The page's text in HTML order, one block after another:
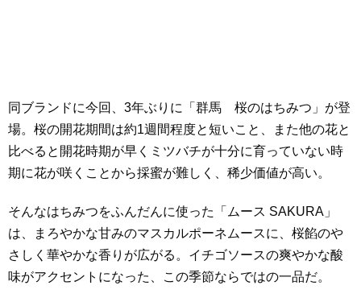
同ブランドに今回、3年ぶりに「群馬 桜のはちみつ」が登
場。桜の開花期間は約1週間程度と短いこと、また他の花と
比べると開花時期が早くミツバチが十分に育っていない時
期に花が咲くことから採蜜が難しく、稀少価値が高い。
そんなはちみつをふんだんに使った「ムース SAKURA」
は、まろやかな甘みのマスカルポーネムースに、桜餡のや
さしく華やかな香りが広がる。イチゴソースの爽やかな酸
味がアクセントになった、この季節ならではの一品だ。